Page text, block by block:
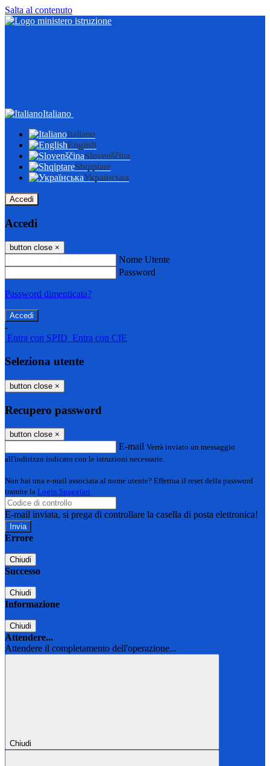
Salta al contenuto
Italiano
Italiano
English
Slovenščina
Shqiptare
Українська
Accedi
Accedi
button close ×
Nome Utente
Password
Password dimenticata?
-
Entra con SPID Entra con CIE
Seleziona utente
button close ×
Recupero password
button close ×
E-mail Verrà inviato un messaggio
all'indirizzo indicato con le istruzioni necessarie.
Non hai una e-mail associata al nome utente? Effettua il reset della password
tramite la Login Spaggiari
E-mail inviata, si prega di controllare la casella di posta elettronica!
Errore
Chiudi
Successo
Chiudi
Informazione
Chiudi
Attendere...
Attendere il completamento dell'operazione...
Chiudi